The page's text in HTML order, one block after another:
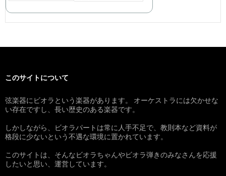
このサイトについて
弦楽器にビオラという楽器があります。 オーケストラには欠かせな
い存在ですし、長い歴史のある楽器です。
しかしながら、ビオラパートは常に人手不足で、教則本など資料が
格段に少ないという不遇な環境に置かれています。
このサイトは、そんなビオラちゃんやビオラ弾きのみなさんを応援
したいと思い、運営しています。